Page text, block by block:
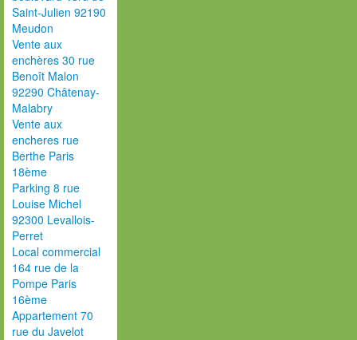
Saint-Julien 92190
Meudon
Vente aux
enchères 30 rue
Benoît Malon
92290 Châtenay-
Malabry
Vente aux
encheres rue
Berthe Paris
18ème
Parking 8 rue
Louise Michel
92300 Levallois-
Perret
Local commercial
164 rue de la
Pompe Paris
16ème
Appartement 70
rue du Javelot